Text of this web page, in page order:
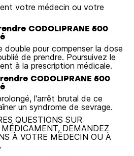
votre médecin ou votre
CODOLIPRANE 500
double pour compenser la dose
de prendre. Poursuivez le
à la prescription médicale.
CODOLIPRANE 500
l'arrêt brutal de ce
un syndrome de sevrage.
QUESTIONS SUR
MÉDICAMENT, DEMANDEZ
À VOTRE MÉDECIN OU À